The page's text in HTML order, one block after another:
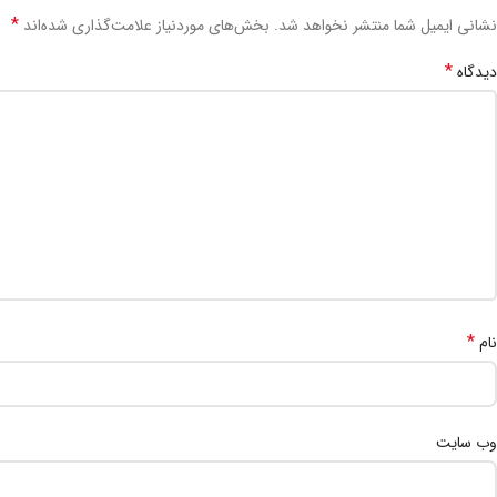
نشانی ایمیل شما منتشر نخواهد شد. بخش‌های موردنیاز علامت‌گذاری شده‌اند *
دیدگاه*
نام*
وب‌ سایت